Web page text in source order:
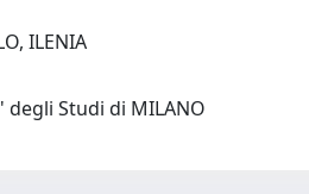
ILENIA
degli Studi di MILANO